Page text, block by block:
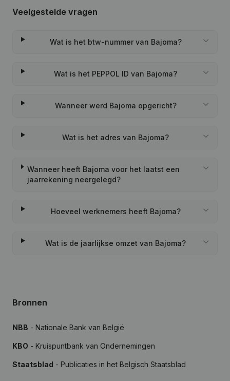
Veelgestelde vragen
Wat is het btw-nummer van Bajoma?
Wat is het PEPPOL ID van Bajoma?
Wanneer werd Bajoma opgericht?
Wat is het adres van Bajoma?
Wanneer heeft Bajoma voor het laatst een
jaarrekening neergelegd?
Hoeveel werknemers heeft Bajoma?
Wat is de jaarlijkse omzet van Bajoma?
Bronnen
NBB - Nationale Bank van België
KBO - Kruispuntbank van Ondernemingen
Staatsblad - Publicaties in het Belgisch Staatsblad